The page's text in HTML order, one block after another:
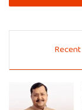
Recent